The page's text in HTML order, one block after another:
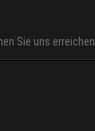
Sie uns erreichen